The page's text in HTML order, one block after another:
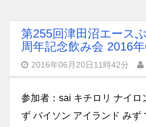
第255回津田沼エース
周年記念飲み会 2016年
2016年06月20日11時42分
参加者：sai キチロリ ナイロ
ず バイソン アイランド みず